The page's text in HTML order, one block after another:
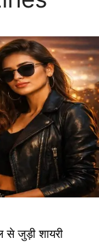
जुड़ी शायरी